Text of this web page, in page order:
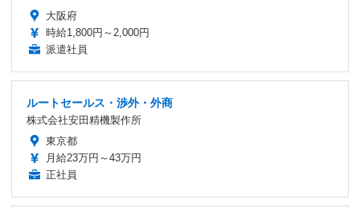
大阪府
時給1,800円～2,000円
派遣社員
ルートセールス・渉外・外商
株式会社安田精機製作所
東京都
月給23万円～43万円
正社員